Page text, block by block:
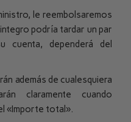
le reembolsaremos
podría tardar un par
dependerá del
además de cualesquiera
claramente cuando
«Importe total».